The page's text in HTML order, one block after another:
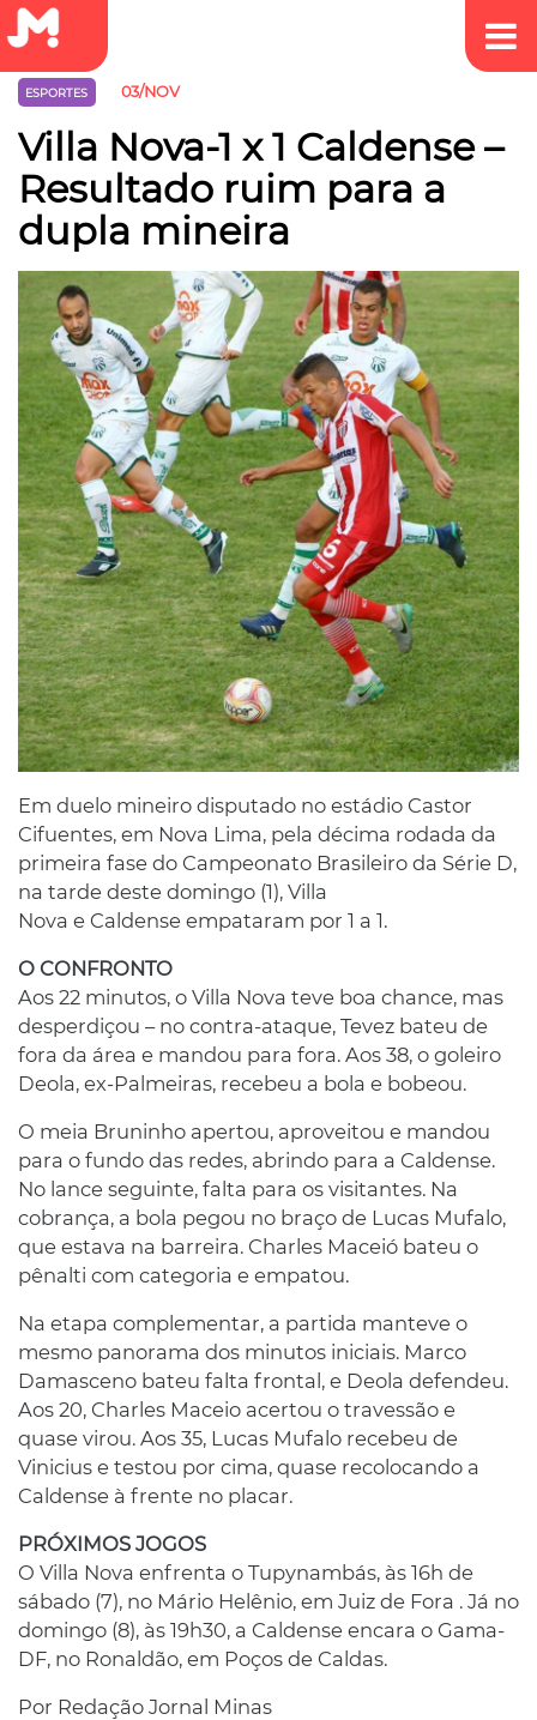
ESPORTES 03/NOV
Villa Nova-1 x 1 Caldense –
Resultado ruim para a
dupla mineira
Em duelo mineiro disputado no estádio Castor
Cifuentes, em Nova Lima, pela décima rodada da
primeira fase do Campeonato Brasileiro da Série D,
na tarde deste domingo (1), Villa
Nova e Caldense empataram por 1 a 1.
O CONFRONTO
Aos 22 minutos, o Villa Nova teve boa chance, mas
desperdiçou – no contra-ataque, Tevez bateu de
fora da área e mandou para fora. Aos 38, o goleiro
Deola, ex-Palmeiras, recebeu a bola e bobeou.
O meia Bruninho apertou, aproveitou e mandou
para o fundo das redes, abrindo para a Caldense.
No lance seguinte, falta para os visitantes. Na
cobrança, a bola pegou no braço de Lucas Mufalo,
que estava na barreira. Charles Maceió bateu o
pênalti com categoria e empatou.
Na etapa complementar, a partida manteve o
mesmo panorama dos minutos iniciais. Marco
Damasceno bateu falta frontal, e Deola defendeu.
Aos 20, Charles Maceio acertou o travessão e
quase virou. Aos 35, Lucas Mufalo recebeu de
Vinicius e testou por cima, quase recolocando a
Caldense à frente no placar.
PRÓXIMOS JOGOS
O Villa Nova enfrenta o Tupynambás, às 16h de
sábado (7), no Mário Helênio, em Juiz de Fora . Já no
domingo (8), às 19h30, a Caldense encara o Gama-
DF, no Ronaldão, em Poços de Caldas.
Por Redação Jornal Minas